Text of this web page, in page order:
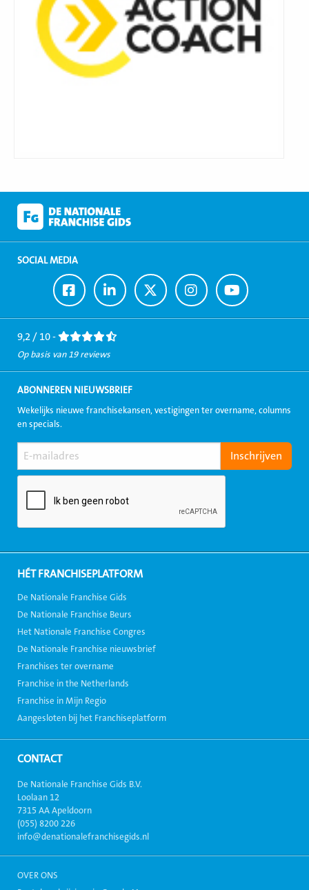
SOCIAL MEDIA
Ga
naar
Facebook
Ga
naar
LinkedIn
Ga
naar
Twitter
Ga
naar
Instagram
Ga
naar
Youtube
9,2 / 10 -
Op basis van 19 reviews
ABONNEREN NIEUWSBRIEF
Wekelijks nieuwe franchisekansen, vestigingen ter overname, columns
en specials.
HÉT FRANCHISEPLATFORM
De Nationale Franchise Gids
De Nationale Franchise Beurs
Het Nationale Franchise Congres
De Nationale Franchise nieuwsbrief
Franchises ter overname
Franchise in the Netherlands
Franchise in Mijn Regio
Aangesloten bij het Franchiseplatform
CONTACT
De Nationale Franchise Gids B.V.
Loolaan 12
7315 AA Apeldoorn
(055) 8200 226
info@denationalefranchisegids.nl
OVER ONS